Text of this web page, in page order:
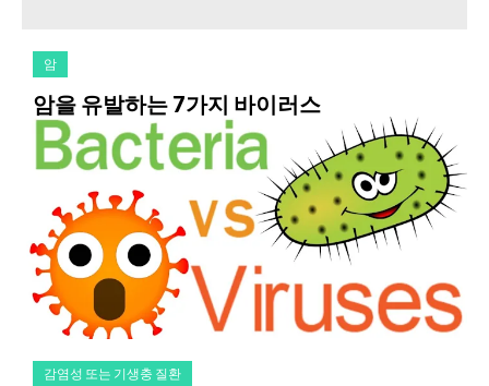
암
암을 유발하는 7가지 바이러스
감염성 또는 기생충 질환